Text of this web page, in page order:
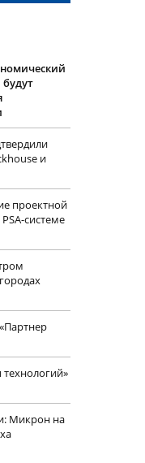
и
проектной
системе
Микрон на